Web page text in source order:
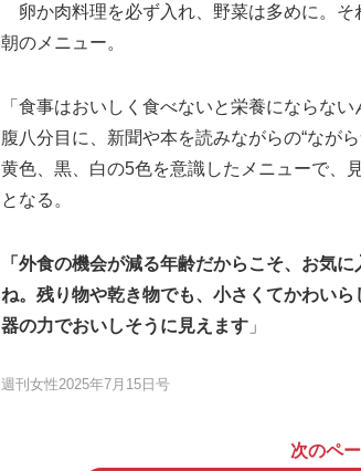
卵か肉料理を必ず入れ、野菜は多めに。
朝のメニュー。
「食事はおいしく食べないと栄養にならな
腹八分目に、新聞や本を読みながらの“なが
黄色、黒、白の5色を意識したメニューで、
となる。
「外食の機会が減る年齢だからこそ、お気
ね。残り物や乾き物でも、小さくてかわいら
器の力でおいしそうに見えます 」
週刊女性2025年7月15日号
次のペ